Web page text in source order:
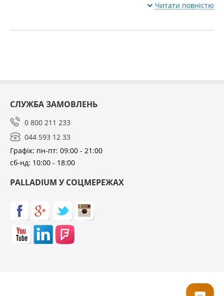
Читати повністю
СЛУЖБА ЗАМОВЛЕНЬ
0 800 211 233
044 593 12 33
Графік: пн-пт: 09:00 - 21:00
сб-нд: 10:00 - 18:00
PALLADIUM У СОЦМЕРЕЖАХ